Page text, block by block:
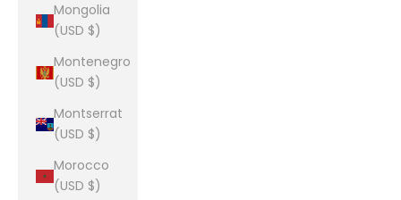
Mongolia
(USD $)
Montenegro
(USD $)
Montserrat
(USD $)
Morocco
(USD $)